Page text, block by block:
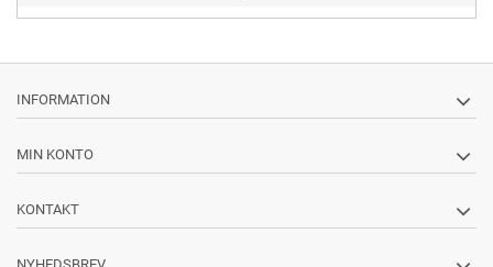
INFORMATION
MIN KONTO
KONTAKT